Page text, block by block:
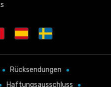
Rücksendungen
Haftungsausschluss